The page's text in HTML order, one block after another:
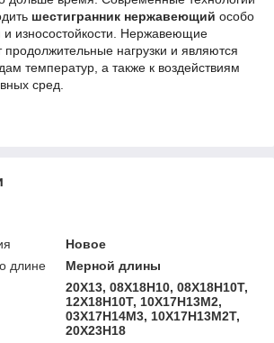
шестигранник нержавеющий особо
и износостойкости. Нержавеющие
продолжительные нагрузки и являются
температур, а также к воздействиям
сред.
Новое
длине
Мерной длины
20Х13, 08Х18Н10, 08Х18Н10Т,
12Х18Н10Т, 10Х17Н13М2,
03Х17Н14М3, 10Х17Н13М2Т,
20Х23Н18